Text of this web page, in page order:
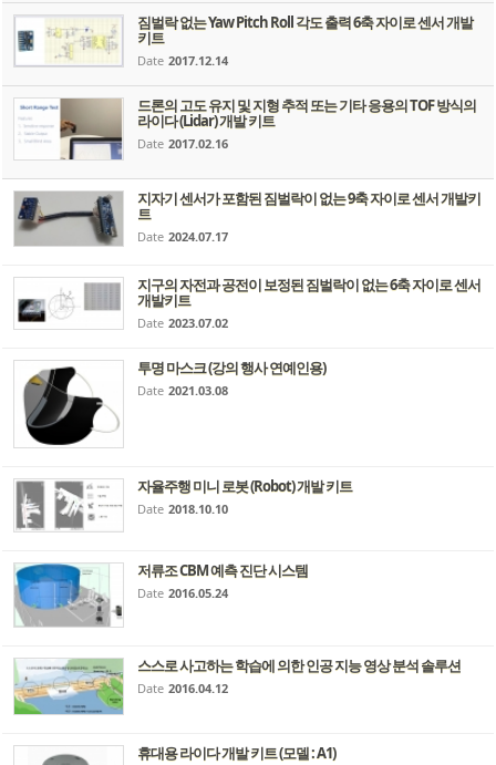
짐벌락 없는 Yaw Pitch Roll 각도 출력 6축 자이로 센서 개발
키트
Date 2017.12.14
드론의 고도 유지 및 지형 추적 또는 기타 응용의 TOF 방식의
라이다 (Lidar) 개발 키트
Date 2017.02.16
지자기 센서가 포함된 짐벌락이 없는 9축 자이로 센서 개발키
트
Date 2024.07.17
지구의 자전과 공전이 보정된 짐벌락이 없는 6축 자이로 센서
개발키트
Date 2023.07.02
투명 마스크 (강의 행사 연예인용)
Date 2021.03.08
자율주행 미니 로봇 (Robot) 개발 키트
Date 2018.10.10
저류조 CBM 예측 진단 시스템
Date 2016.05.24
스스로 사고하는 학습에 의한 인공 지능 영상 분석 솔루션
Date 2016.04.12
휴대용 라이다 개발 키트 (모델 : A1)